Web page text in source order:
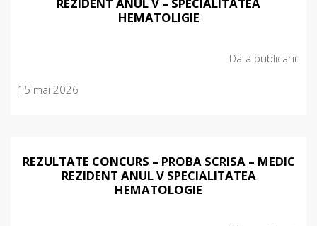
HEMATOLIGIE
Data publicarii:
15 mai 2026
REZULTATE CONCURS – PROBA SCRISA – MEDIC
REZIDENT ANUL V SPECIALITATEA
HEMATOLOGIE